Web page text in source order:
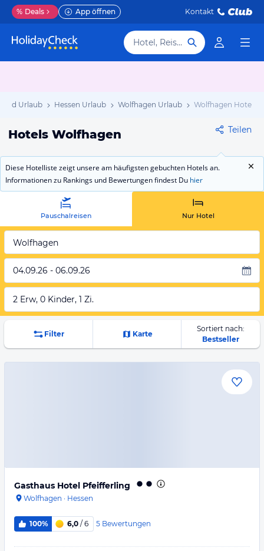
% Deals App öffnen Kontakt
Hotel, Reiseziel
Urlaub Hessen Urlaub Wolfhagen Urlaub Wolfhagen Hotels
Hotels Wolfhagen Teilen
Diese Hotelliste zeigt unsere am häufigsten gebuchten Hotels an.
Informationen zu Rankings und Bewertungen findest Du hier
Pauschalreisen Nur Hotel
Wolfhagen
04.09.26 - 06.09.26
2 Erw, 0 Kinder, 1 Zi.
Filter Karte
Sortiert nach:
Bestseller
Gasthaus Hotel Pfeifferling
Wolfhagen · Hessen
100% 6,0 / 6 5 Bewertungen